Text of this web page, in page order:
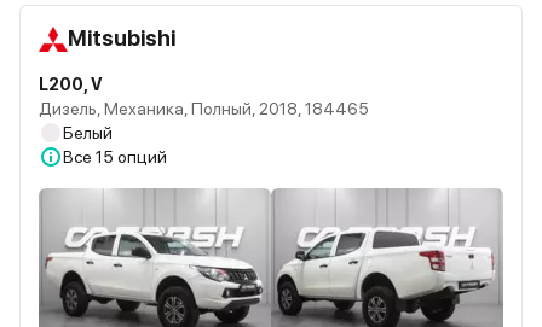
Mitsubishi
L200, V
Дизель, Механика, Полный, 2018, 184465
Белый
Все 15 опций